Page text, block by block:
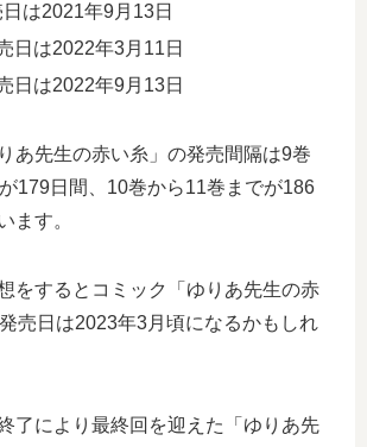
は2021年9月13日
日は2022年3月11日
日は2022年9月13日
あ先生の赤い糸」の発売間隔は9巻
179日間、10巻から11巻までが186
ます。
をするとコミック「ゆりあ先生の赤
売日は2023年3月頃になるかもしれ
了により最終回を迎えた「ゆりあ先